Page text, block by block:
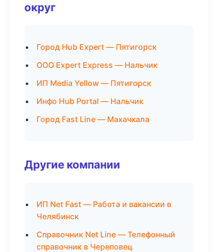
округ
Город Hub Expert — Пятигорск
ООО Expert Express — Нальчик
ИП Media Yellow — Пятигорск
Инфо Hub Portal — Нальчик
Город Fast Line — Махачкала
Другие компании
ИП Net Fast — Работа и вакансии в
Челябинск
Справочник Net Line — Телефонный
справочник в Череповец